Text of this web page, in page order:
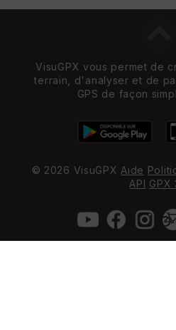
VisuGPX vous permet de
terrain, d'analyser et de
GPS de façon
© 2026 VisuGPX Aide
API GPX